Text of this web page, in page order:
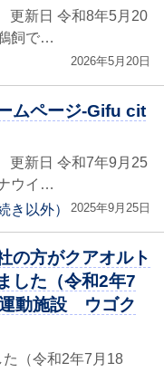
新日 令和8年5月20
飼で…
2026年5月20日
ムページ-Gifu cit
新日 令和7年9月25
ウイ…
き以外）
2025年9月25日
の方がクアオルト
した（令和2年7
動施設 ウゴク
た（令和2年7月18